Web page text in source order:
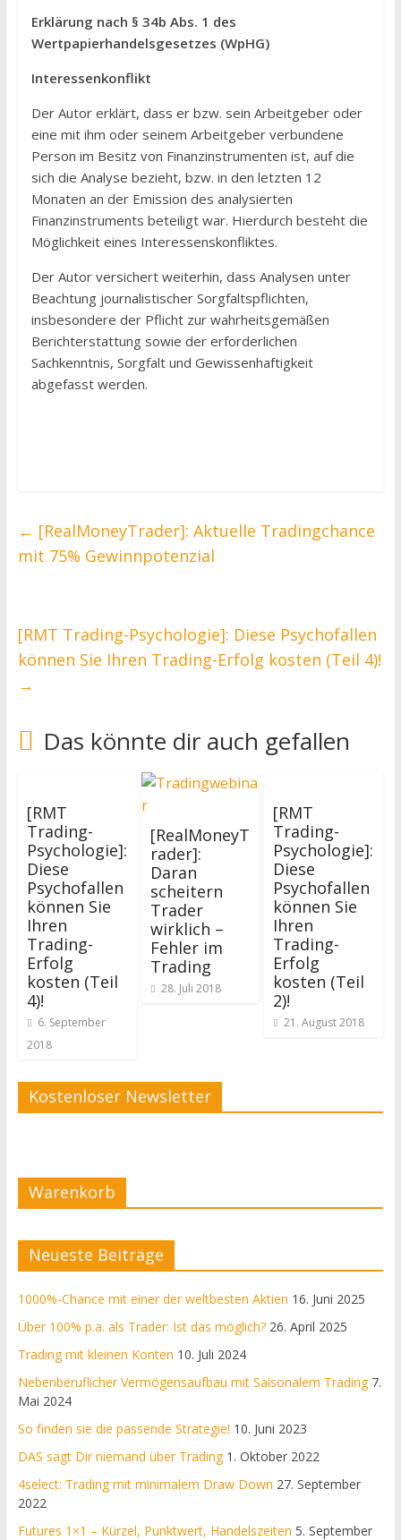
Erklärung nach § 34b Abs. 1 des
Wertpapierhandelsgesetzes (WpHG)
Interessenkonflikt
Der Autor erklärt, dass er bzw. sein Arbeitgeber oder
eine mit ihm oder seinem Arbeitgeber verbundene
Person im Besitz von Finanzinstrumenten ist, auf die
sich die Analyse bezieht, bzw. in den letzten 12
Monaten an der Emission des analysierten
Finanzinstruments beteiligt war. Hierdurch besteht die
Möglichkeit eines Interessenskonfliktes.
Der Autor versichert weiterhin, dass Analysen unter
Beachtung journalistischer Sorgfaltspflichten,
insbesondere der Pflicht zur wahrheitsgemäßen
Berichterstattung sowie der erforderlichen
Sachkenntnis, Sorgfalt und Gewissenhaftigkeit
abgefasst werden.
← [RealMoneyTrader]: Aktuelle Tradingchance
mit 75% Gewinnpotenzial
[RMT Trading-Psychologie]: Diese Psychofallen
können Sie Ihren Trading-Erfolg kosten (Teil 4)!
→
Das könnte dir auch gefallen
[RMT
Trading-
Psychologie]:
Diese
Psychofallen
können Sie
Ihren
Trading-
Erfolg
kosten (Teil
4)!
6. September
2018
[RealMoneyT
rader]:
Daran
scheitern
Trader
wirklich –
Fehler im
Trading
28. Juli 2018
[RMT
Trading-
Psychologie]:
Diese
Psychofallen
können Sie
Ihren
Trading-
Erfolg
kosten (Teil
2)!
21. August 2018
Kostenloser Newsletter
Warenkorb
Neueste Beiträge
1000%-Chance mit einer der weltbesten Aktien 16. Juni 2025
Über 100% p.a. als Trader: Ist das möglich? 26. April 2025
Trading mit kleinen Konten 10. Juli 2024
Nebenberuflicher Vermögensaufbau mit Saisonalem Trading 7.
Mai 2024
So finden sie die passende Strategie! 10. Juni 2023
DAS sagt Dir niemand über Trading 1. Oktober 2022
4select: Trading mit minimalem Draw Down 27. September
2022
Futures 1×1 – Kürzel, Punktwert, Handelszeiten 5. September